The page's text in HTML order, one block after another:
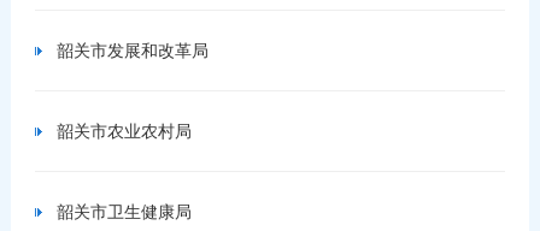
韶关市发展和改革局
韶关市农业农村局
韶关市卫生健康局